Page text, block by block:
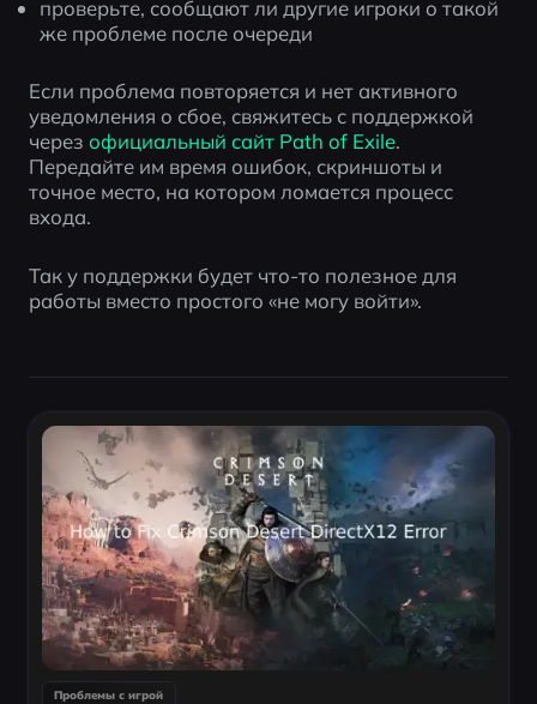
проверьте, сообщают ли другие игроки о такой
же проблеме после очереди
Если проблема повторяется и нет активного
уведомления о сбое, свяжитесь с поддержкой
через официальный сайт Path of Exile.
Передайте им время ошибок, скриншоты и
точное место, на котором ломается процесс
входа.
Так у поддержки будет что-то полезное для
работы вместо простого «не могу войти».
Проблемы с игрой